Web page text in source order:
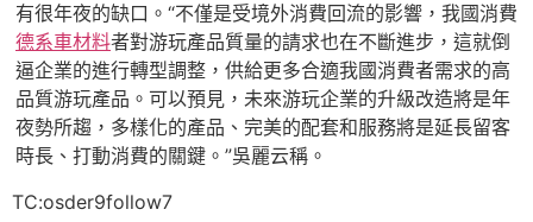
有很年夜的缺口。“不僅是受境外消費回流的影響，我國消費
德系車材料者對游玩產品質量的請求也在不斷進步，這就倒
逼企業的進行轉型調整，供給更多合適我國消費者需求的高
品質游玩產品。可以預見，未來游玩企業的升級改造將是年
夜勢所趨，多樣化的產品、完美的配套和服務將是延長留客
時長、打動消費的關鍵。”吳麗云稱。
TC:osder9follow7